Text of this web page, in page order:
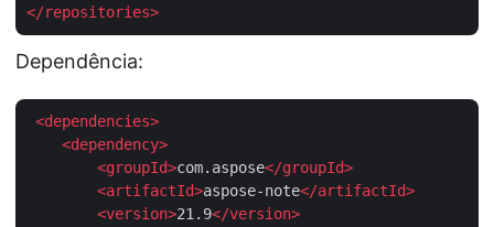
</repositories>
Dependência:
<dependencies>
<dependency>
<groupId>com.aspose</groupId>
<artifactId>aspose-note</artifactId>
<version>21.9</version>